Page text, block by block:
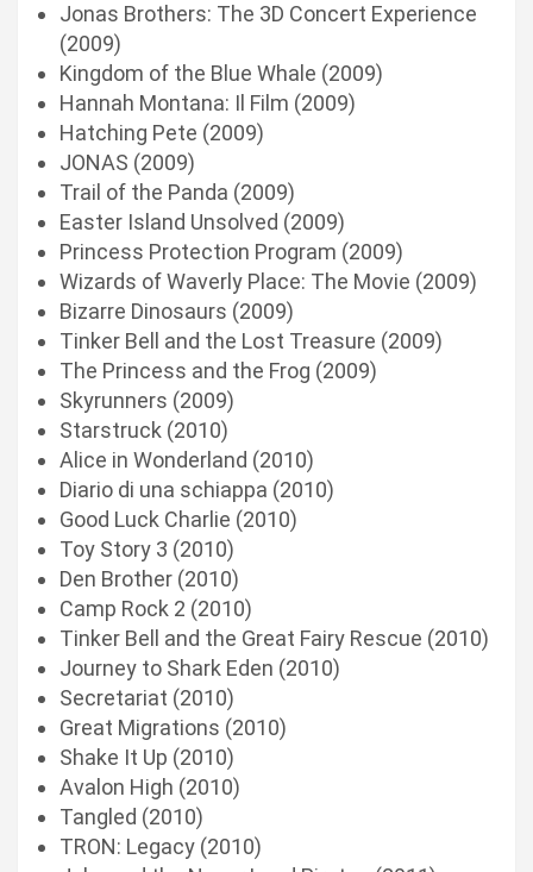
Jonas Brothers: The 3D Concert Experience
(2009)
Kingdom of the Blue Whale (2009)
Hannah Montana: Il Film (2009)
Hatching Pete (2009)
JONAS (2009)
Trail of the Panda (2009)
Easter Island Unsolved (2009)
Princess Protection Program (2009)
Wizards of Waverly Place: The Movie (2009)
Bizarre Dinosaurs (2009)
Tinker Bell and the Lost Treasure (2009)
The Princess and the Frog (2009)
Skyrunners (2009)
Starstruck (2010)
Alice in Wonderland (2010)
Diario di una schiappa (2010)
Good Luck Charlie (2010)
Toy Story 3 (2010)
Den Brother (2010)
Camp Rock 2 (2010)
Tinker Bell and the Great Fairy Rescue (2010)
Journey to Shark Eden (2010)
Secretariat (2010)
Great Migrations (2010)
Shake It Up (2010)
Avalon High (2010)
Tangled (2010)
TRON: Legacy (2010)